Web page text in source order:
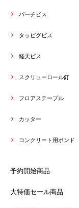
パーチビス
タッピグビス
軽天ビス
スクリューロール釘
フロアステープル
カッター
コンクリート用ボンド
予約開始商品
大特価セール商品